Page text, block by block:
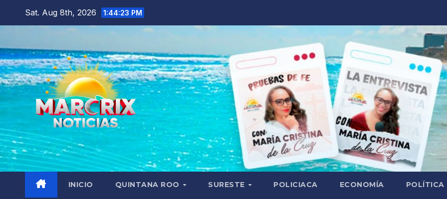
Sat. Aug 8th, 2026 1:44:25 PM
INICIO QUINTANA ROO SURESTE POLICIACA ECONOMÍA POLÍTICA